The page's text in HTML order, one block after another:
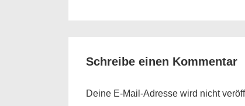
Schreibe einen Kommentar
Deine E-Mail-Adresse wird nicht